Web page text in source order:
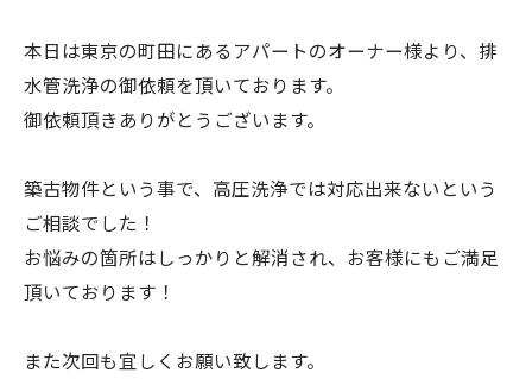
本日は東京の町田にあるアパートのオーナー様より、排
水管洗浄の御依頼を頂いております。
御依頼頂きありがとうございます。
築古物件という事で、高圧洗浄では対応出来ないという
ご相談でした！
お悩みの箇所はしっかりと解消され、お客様にもご満足
頂いております！
また次回も宜しくお願い致します。